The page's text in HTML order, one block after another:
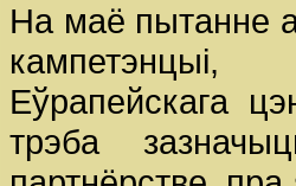
На маё пытанне
Еўрапейскага
трэба